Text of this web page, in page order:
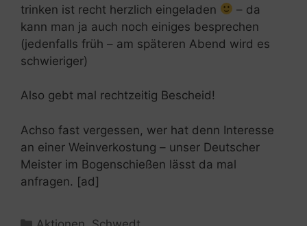
trinken ist recht herzlich eingeladen
– da
kann man ja auch noch einiges besprechen
(jedenfalls früh – am späteren Abend wird es
schwieriger)
Also gebt mal rechtzeitig Bescheid!
Achso fast vergessen, wer hat denn Interesse
an einer Weinverkostung – unser Deutscher
Meister im Bogenschießen lässt da mal
anfragen. [ad]
Kategorien